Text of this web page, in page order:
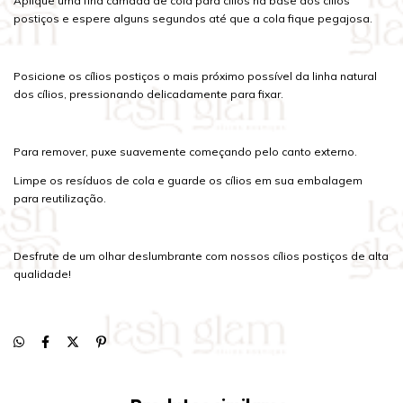
postiços e espere alguns segundos até que a cola fique pegajosa.
Posicione os cílios postiços o mais próximo possível da linha natural
dos cílios, pressionando delicadamente para fixar.
Para remover, puxe suavemente começando pelo canto externo.
Limpe os resíduos de cola e guarde os cílios em sua embalagem
para reutilização.
Desfrute de um olhar deslumbrante com nossos cílios postiços de alta
qualidade!